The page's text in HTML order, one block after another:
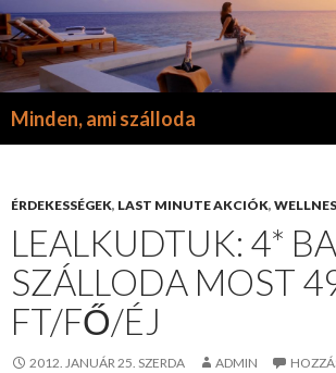
Minden, ami szálloda
ÉRDEKESSÉGEK, LAST MINUTE AKCIÓK,
LEALKUDTUK: 4*
SZÁLLODA MOST
FT/FŐ/ÉJ
2012. JANUÁR 25. SZERDA ADMIN